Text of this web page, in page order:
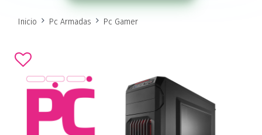
Inicio Pc Armadas Pc Gamer